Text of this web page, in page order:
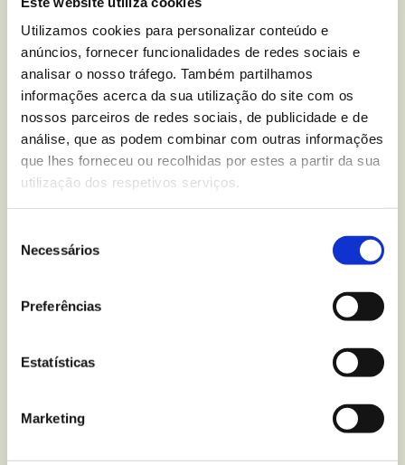
Utilizamos cookies para personalizar conteúdo e
anúncios, fornecer funcionalidades de redes sociais e
analisar o nosso tráfego. Também partilhamos
informações acerca da sua utilização do site com os
nossos parceiros de redes sociais, de publicidade e de
análise, que as podem combinar com outras informações
que lhes forneceu ou recolhidas por estes a partir da sua
utilização dos respetivos serviços.
Necessários
Preferências
Estatísticas
Marketing
Você tem alguma dúvida
nutricional sobreBolachas
Digestive Chocolate de
Leite?
Escreva-nos para
Mais recentes